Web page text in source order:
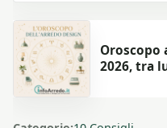
Oroscopo
2026, tra